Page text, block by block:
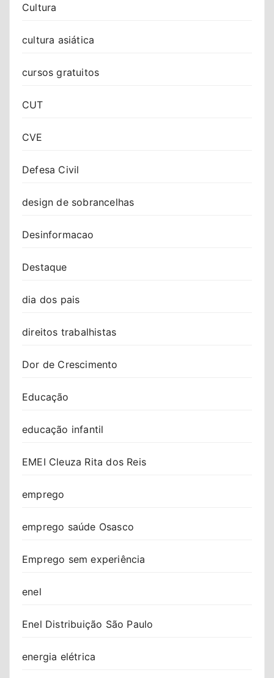
Cultura
cultura asiática
cursos gratuitos
CUT
CVE
Defesa Civil
design de sobrancelhas
Desinformacao
Destaque
dia dos pais
direitos trabalhistas
Dor de Crescimento
Educação
educação infantil
EMEI Cleuza Rita dos Reis
emprego
emprego saúde Osasco
Emprego sem experiência
enel
Enel Distribuição São Paulo
energia elétrica